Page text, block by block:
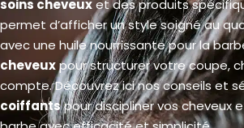
soins cheveuxet des produits
permet d’afficher un style soigné au
avec une huile nourrissante pour la
cheveuxpour structurer votre coupe,
compte. Découvrez ici nos conseils et
coiffantspour discipliner vos cheveux